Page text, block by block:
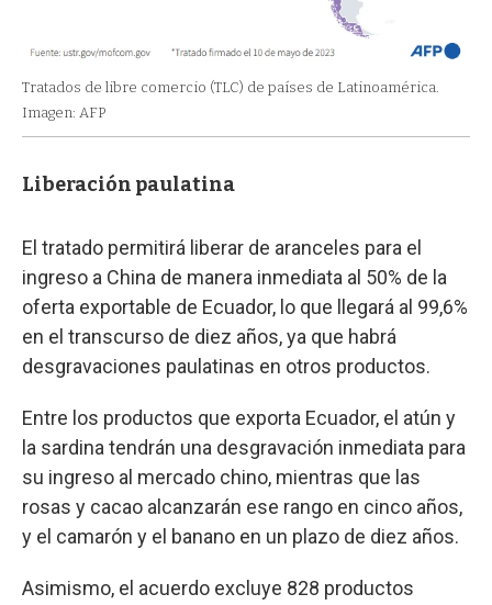
Tratados de libre comercio (TLC) de países de Latinoamérica.
Imagen: AFP
Liberación paulatina
El tratado permitirá liberar de aranceles para el
ingreso a China de manera inmediata al 50% de la
oferta exportable de Ecuador, lo que llegará al 99,6%
en el transcurso de diez años, ya que habrá
desgravaciones paulatinas en otros productos.
Entre los productos que exporta Ecuador, el atún y
la sardina tendrán una desgravación inmediata para
su ingreso al mercado chino, mientras que las
rosas y cacao alcanzarán ese rango en cinco años,
y el camarón y el banano en un plazo de diez años.
Asimismo, el acuerdo excluye 828 productos